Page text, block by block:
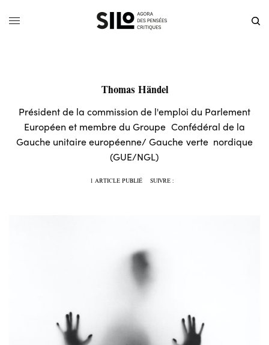
Thomas Händel
Président de la commission de l'emploi du Parlement
Européen et membre du Groupe Confédéral de la
Gauche unitaire européenne/ Gauche verte nordique
(GUE/NGL)
1 ARTICLE PUBLIÉ SUIVRE :